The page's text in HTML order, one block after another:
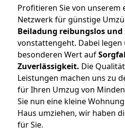
Profitieren Sie von unserem
Netzwerk für günstige
Beiladung reibungslos und
vonstattengeht. Dabei
besonderen Wert auf
Zuverlässigkeit. Die
Leistungen machen uns zu
für Ihren Umzug von
Sie nun eine kleine
Haus umziehen, wir haben
für Sie.